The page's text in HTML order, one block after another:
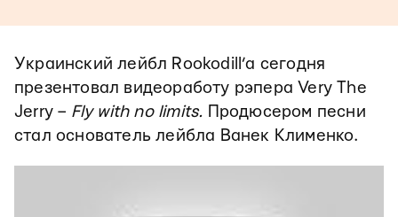
Украинский лейбл Rookodill’a сегодня
презентовал видеоработу рэпера Very The
Jerry – Fly with no limits. Продюсером песни
стал основатель лейбла Ванек Клименко.